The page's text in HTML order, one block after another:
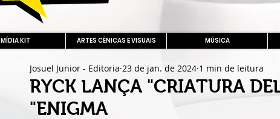
MÍDIA KIT ARTES CÊNICAS E VISUAIS MÚSICA
RYCK LANÇA "CRIATURA
"ENIGMA
Josuel Junior - Editoria 23 de jan. de 2024 1 min de leitura